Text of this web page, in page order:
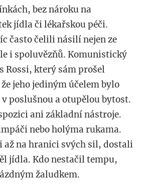
bez nároku na
jídla či lékařskou péči.
často čelili násilí nejen ze
i spoluvězňů. Komunistický
Rossi, který sám prošel
jeho jediným účelem bylo
poslušnou a otupělou bytost.
ani základní nástroje.
nebo holýma rukama.
na hranici svých sil, dostali
jídla. Kdo nestačil tempu,
žaludkem.